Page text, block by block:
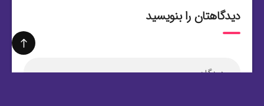
دیدگاهتان را بنویسید